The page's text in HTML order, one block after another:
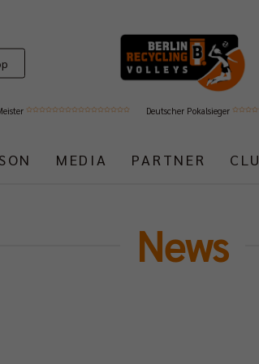
Deutscher Pokalsieger
MEDIA PARTNER
News